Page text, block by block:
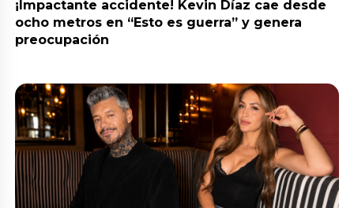
¡Impactante accidente! Kevin Díaz cae desde
ocho metros en “Esto es guerra” y genera
preocupación